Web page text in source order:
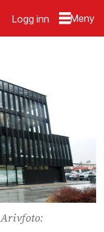
Logg inn
Arivfoto: